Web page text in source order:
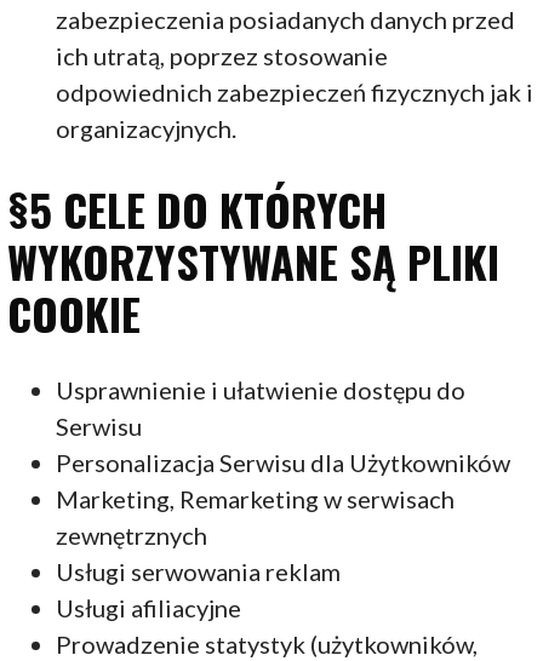
zabezpieczenia posiadanych danych przed
ich utratą, poprzez stosowanie
odpowiednich zabezpieczeń fizycznych jak i
organizacyjnych.
§5 CELE DO KTÓRYCH
WYKORZYSTYWANE SĄ PLIKI
COOKIE
Usprawnienie i ułatwienie dostępu do
Serwisu
Personalizacja Serwisu dla Użytkowników
Marketing, Remarketing w serwisach
zewnętrznych
Usługi serwowania reklam
Usługi afiliacyjne
Prowadzenie statystyk (użytkowników,